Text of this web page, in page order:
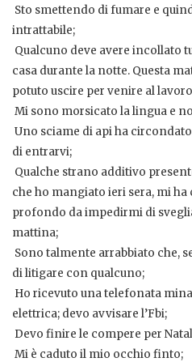
 Sto smettendo di fumare e
intrattabile;
 Qualcuno deve avere incollato
casa durante la notte. Questa
potuto uscire per venire al
 Mi sono morsicato la lingua e
 Uno sciame di api ha
di entrarvi;
 Qualche strano additivo
che ho mangiato ieri sera, mi
profondo da impedirmi di
mattina;
 Sono talmente arrabbiato
di litigare con qualcuno;
 Ho ricevuto una telefonata
elettrica; devo avvisare l’Fbi;
 Devo finire le compere per
 Mi è caduto il mio occhio finto;